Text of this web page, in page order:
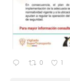
0 1